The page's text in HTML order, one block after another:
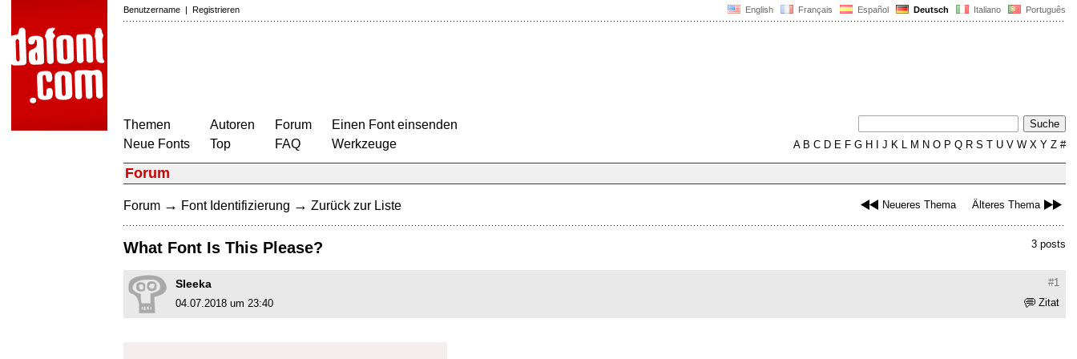
English Français Español Deutsch Italiano Português
Benutzername | Registrieren
Themen
Neue Fonts
Autoren
Top
Forum
FAQ
Einen Font einsenden
Werkzeuge
AB C D E F G H J K L M N O P Q R S T U V W X Y Z #
Forum
Neueres Thema Älteres Thema
Forum → Font Identifizierung → Zurück zur Liste
3 posts
What Font Is This Please?
#1
Sleeka
Zitat
04.07.2018 um 23:40